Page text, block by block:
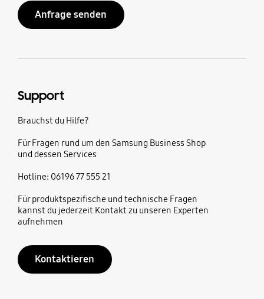
Anfrage senden
Support
Brauchst du Hilfe?
Für Fragen rund um den Samsung Business Shop
und dessen Services
Hotline: 06196 77 555 21
Für produktspezifische und technische Fragen
kannst du jederzeit Kontakt zu unseren Experten
aufnehmen
Kontaktieren